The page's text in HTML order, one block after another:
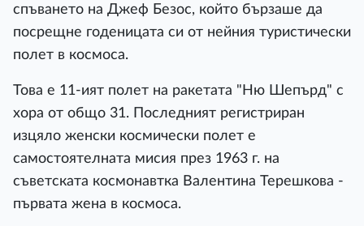
спъването на Джеф Безос, който бързаше да
посрещне годеницата си от нейния туристически
полет в космоса.
Това е 11-ият полет на ракетата "Ню Шепърд" с
хора от общо 31. Последният регистриран
изцяло женски космически полет е
самостоятелната мисия през 1963 г. на
съветската космонавтка Валентина Терешкова -
първата жена в космоса.